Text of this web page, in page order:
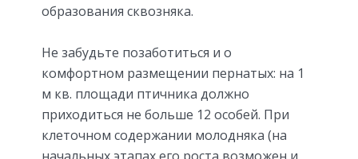
образования сквозняка.
Не забудьте позаботиться и о
комфортном размещении пернатых: на 1
м кв. площади птичника должно
приходиться не больше 12 особей. При
клеточном содержании молодняка (на